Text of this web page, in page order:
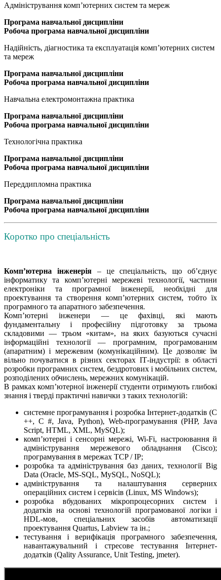
Адміністрування комп’ютерних систем та мереж
Програма навчальної дисципліни
Робоча програма навчальної дисципліни
Надійність, діагностика та експлуатація комп’ютерних систем
та мереж
Програма навчальної дисципліни
Робоча програма навчальної дисципліни
Навчальна електромонтажна практика
Програма навчальної дисципліни
Робоча програма навчальної дисципліни
Технологічна практика
Програма навчальної дисципліни
Робоча програма навчальної дисципліни
Переддипломна практика
Програма навчальної дисципліни
Робоча програма навчальної дисципліни
Коротко про спеціальність
Комп’ютерна інженерія– це спеціальність, що об’єднує
інформатику та комп’ютерні мережеві технології, частини
електроніки та програмної інженерії, необхідні для
проектування та створення комп’ютерних систем, тобто їх
програмного та апаратного забезпечення.
Комп’ютерні інженери — це фахівці, які мають
фундаментальну і професійну підготовку за трьома
складовими — трьом «китам», на яких базуються сучасні
інформаційні технології — програмним, програмованим
(апаратним) і мережевим (комунікаційним). Це дозволяє їм
вільно почуватися в різних секторах ІТ-індустрії: в області
розробки програмних систем, бездротових і мобільних систем,
розподілених обчислень, мережних комунікацій.
В рамках комп’ютерної інженерії студенти отримують глибокі
знання і тверді практичні навички з таких технологій:
системне програмування і розробка Інтернет-додатків (С
++, C #, Java, Python), Web-програмування (PHP, Java
Script, HTML, XML, MySQL);
комп’ютерні і сенсорні мережі, Wi-Fi, настроювання й
адміністрування мережевого обладнання (Cisco);
програмування в мережах TCP / IP;
розробка та адміністрування баз даних, технології Big
Data (Oracle, MS-SQL, MySQL, NoSQL);
адміністрування та налаштування серверних
операційних систем і сервісів (Linux, MS Windows);
розробка вбудованих мікропроцесорних систем і
додатків на основі технологій програмованої логіки і
HDL-мов, спеціальних засобів автоматизації
проектування Quartus, Labview та ін.;
тестування і верифікація програмного забезпечення,
навантажувальний і стресове тестування Інтернет-
додатків (Qality Assurance, Unit Testing, jmeter).